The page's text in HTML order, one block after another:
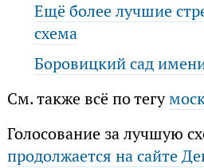
Ещё более лучшие
схема
Боровицкий сад
См. также всё по тегу
Голосование за лучшую
продолжается на сайте